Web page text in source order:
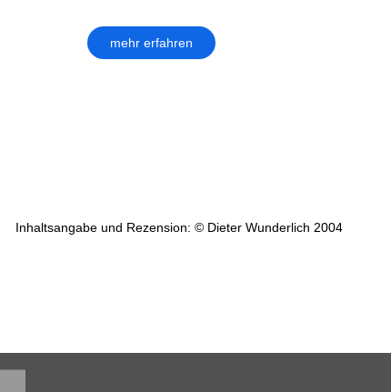
mehr erfahren
Inhaltsangabe und Rezension: © Dieter Wunderlich 2004